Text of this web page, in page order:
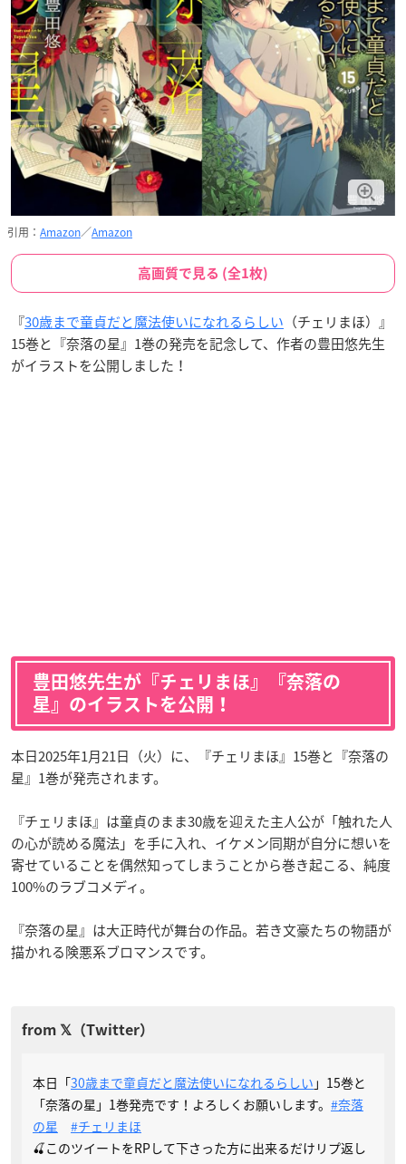
引用： Amazon／Amazon
高画質で見る (全1枚)
『30歳まで童貞だと魔法使いになれるらしい （チェリまほ）』
15巻と『奈落の星』1巻の発売を記念して、作者の豊田悠先生
がイラストを公開しました！
豊田悠先生が『チェリまほ』『奈落の
星』のイラストを公開！
本日2025年1月21日（火）に、『チェリまほ』15巻と『奈落の
星』1巻が発売されます。
『チェリまほ』は童貞のまま30歳を迎えた主人公が「触れた人
の心が読める魔法」を手に入れ、イケメン同期が自分に想いを
寄せていることを偶然知ってしまうことから巻き起こる、純度
100%のラブコメディ。
『奈落の星』は大正時代が舞台の作品。若き文豪たちの物語が
描かれる険悪系ブロマンスです。
本日「30歳まで童貞だと魔法使いになれるらしい 」15巻と
「奈落の星」1巻発売です！よろしくお願いします。 #奈落
の星
#チェリまほ
🍒このツイートをRPして下さった方に出来るだけリプ返し